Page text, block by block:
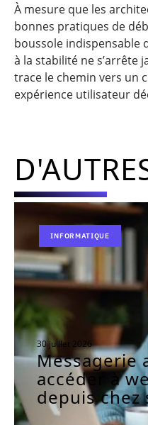
À mesure que les
bonnes pratiques de
boussole indispensable
à la stabilité ne s’arrête
trace le chemin vers un
expérience utilisateur
INFORMATIQUE
30 juillet 2026
Messagerie
accéder à
depuis chez